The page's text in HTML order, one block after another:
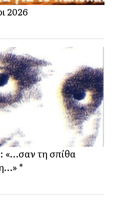
2026
«…σαν τη σπίθα
*